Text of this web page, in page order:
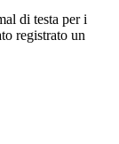
di testa per i
registrato un